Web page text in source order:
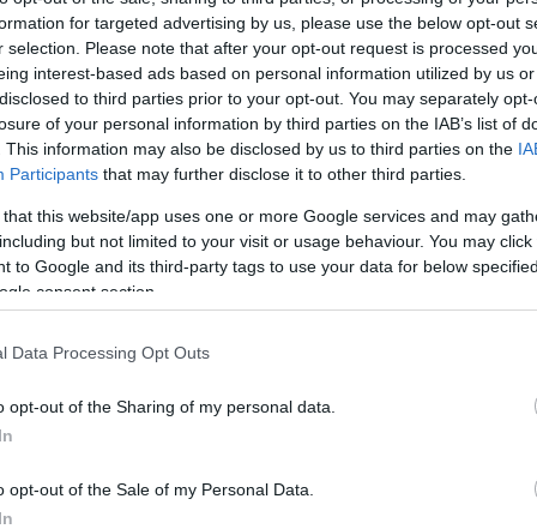
for targeted advertising by us, please use the below opt-out
selection. Please note that after your opt-out request is processed
interest-based ads based on personal information utilized by us
to third parties prior to your opt-out. You may separately
of your personal information by third parties on the IAB’s list of
This information may also be disclosed by us to third parties on the
Participants that may further disclose it to other third parties.
that this website/app uses one or more Google services and may
but not limited to your visit or usage behaviour. You may
to Google and its third-party tags to use your data for below
consent section.
Data Processing Opt Outs
opt-out of the Sharing of my personal data.
opt-out of the Sale of my Personal Data.
στο άκουσμα της λύρας τουΣτέφανου
των χορευτικών τμημάτων της«Ποντιακής
Whittleseaτραγούδησαν και χόρεψαν
μ’ έχασα» και «Πάρθεν η Ρωμανία».
συντελεστών, αλλά και των
και τρίτης γενιάς των Ελλήνων της